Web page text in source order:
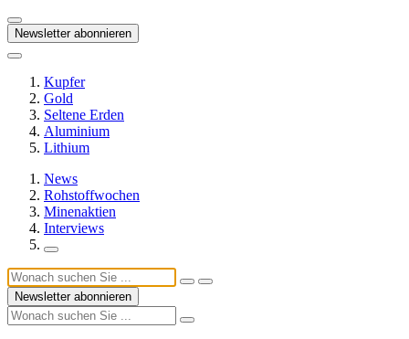
Newsletter abonnieren
Kupfer
Gold
Seltene Erden
Aluminium
Lithium
News
Rohstoffwochen
Minenaktien
Interviews
Newsletter abonnieren